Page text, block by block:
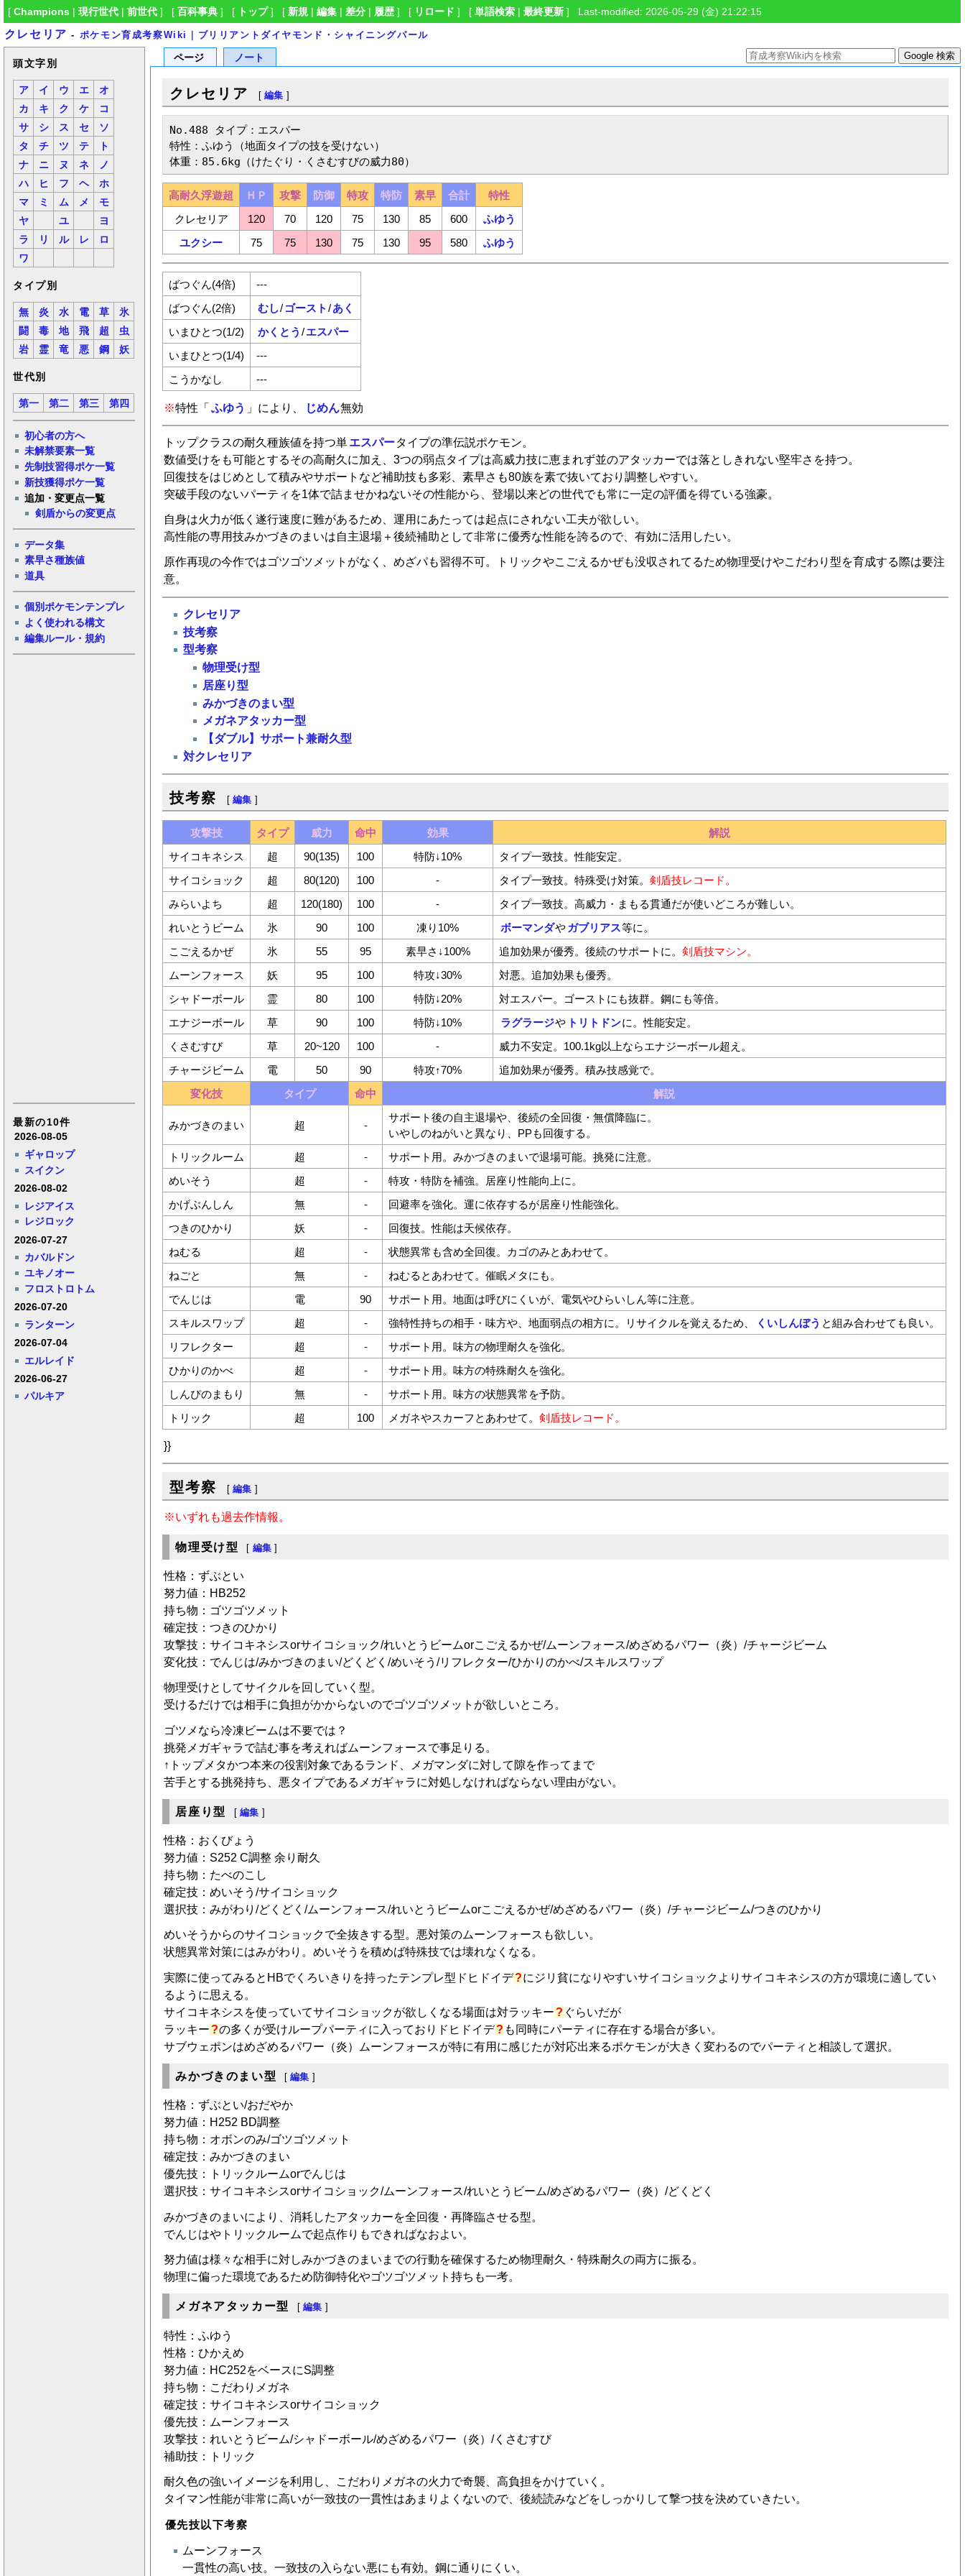
[ Champions | 現行世代| 前世代] [ 百科事典] [ トップ] [ 新規| 編集| 差分| 履歴] [ リロード ] [ 単語検索| 最終更新] Last-modified: 2026-05-29 (金) 21:22:15
クレセリア - ポケモン育成考察Wiki｜ブリリアントダイヤモンド・シャイニングパール
頭文字別
ア イ ウ エ
オ
カ
キ ク ケ
コ
サ
シ ス セ
ソ
タ
チ ツ テ
ト
ナ
ニ ヌ ネ
ノ
ハ
ヒ フ ヘ
ホ
マ
ミ ム メ
モ
ヤ
ユ
ヨ
ラ
リ ル レ
ロ
ワ
タイプ別
無 炎 水 電 草
氷
闘
毒 地 飛 超
虫
岩
霊 竜 悪 鋼 妖
世代別
第一 第二 第三 第四
初心者の方へ
未解禁要素一覧
先制技習得ポケ一覧
新技獲得ポケ一覧
追加・変更点一覧
剣盾からの変更点
データ集
素早さ種族値
道具
個別ポケモンテンプレ
よく使われる構文
編集ルール・規約
最新の10件
2026-08-05
ギャロップ
スイクン
2026-08-02
レジアイス
レジロック
2026-07-27
カバルドン
ユキノオー
フロストロトム
2026-07-20
ランターン
2026-07-04
エルレイド
2026-06-27
パルキア
ページ ノート
クレセリア [ 編集 ]
No.488 タイプ：エスパー
特性：ふゆう（地面タイプの技を受けない）
体重：85.6kg（けたぐり・くさむすびの威力80）
高耐久浮遊超 ＨＰ 攻撃 防御 特攻 特防 素早 合計
特性
クレセリア
120 70 120 75 130 85 600
ふゆう
ユクシー
75 75 130 75 130 95 580 ふゆう
ばつぐん(4倍)
---
ばつぐん(2倍)
むし/ ゴースト /あく
いまひとつ(1/2)
かくとう /エスパー
いまひとつ(1/4)
---
こうかなし
---
※特性「 ふゆう 」により、 じめん無効
トップクラスの耐久種族値を持つ単エスパータイプの準伝説ポケモン。
数値受けをも可能とするその高耐久に加え、3つの弱点タイプは高威力技に恵まれず並のアタッカーでは落としきれない堅牢さを持つ。
回復技をはじめとして積みやサポートなど補助技も多彩、素早さも80族を素で抜いており調整しやすい。
突破手段のないパーティを1体で詰ませかねないその性能から、登場以来どの世代でも常に一定の評価を得ている強豪。
自身は火力が低く遂行速度に難があるため、運用にあたっては起点にされない工夫が欲しい。
高性能の専用技みかづきのまいは自主退場＋後続補助として非常に優秀な性能を誇るので、有効に活用したい。
原作再現の今作ではゴツゴツメットがなく、めざパも習得不可。トリックやこごえるかぜも没収されてるため物理受けやこだわり型を育成する際は要注
意。
クレセリア
技考察
型考察
物理受け型
居座り型
みかづきのまい型
メガネアタッカー型
【ダブル】サポート兼耐久型
対クレセリア
技考察 [ 編集 ]
攻撃技 タイプ 威力 命中 効果
解説
サイコキネシス
超 90(135) 100 特防↓10%
タイプ一致技。性能安定。
サイコショック
超 80(120) 100 - タイプ一致技。特殊受け対策。剣盾技レコード。
みらいよち
超 120(180) 100 -
タイプ一致技。高威力・まもる貫通だが使いどころが難しい。
れいとうビーム
氷 90 100 凍り10% ボーマンダや ガブリアス等に。
こごえるかぜ
氷 55 95 素早さ↓100% 追加効果が優秀。後続のサポートに。剣盾技マシン。
ムーンフォース
妖 95 100 特攻↓30%
対悪。追加効果も優秀。
シャドーボール
霊 80 100 特防↓20%
対エスパー。ゴーストにも抜群。鋼にも等倍。
エナジーボール
草 90 100 特防↓10% ラグラージや トリトドンに。性能安定。
くさむすび
草 20~120 100 -
威力不安定。100.1kg以上ならエナジーボール超え。
チャージビーム
電 50 90 特攻↑70%
追加効果が優秀。積み技感覚で。
変化技
タイプ 命中 解説
みかづきのまい 超 -
サポート後の自主退場や、後続の全回復・無償降臨に。
いやしのねがいと異なり、PPも回復する。
トリックルーム
超 -
サポート用。みかづきのまいで退場可能。挑発に注意。
めいそう
超 -
特攻・特防を補強。居座り性能向上に。
かげぶんしん
無 -
回避率を強化。運に依存するが居座り性能強化。
つきのひかり
妖 -
回復技。性能は天候依存。
ねむる
超 -
状態異常も含め全回復。カゴのみとあわせて。
ねごと
無 -
ねむるとあわせて。催眠メタにも。
でんじは
電 90
サポート用。地面は呼びにくいが、電気やひらいしん等に注意。
スキルスワップ
超 - 強特性持ちの相手・味方や、地面弱点の相方に。リサイクルを覚えるため、 くいしんぼう と組み合わせても良い。
リフレクター
超 -
サポート用。味方の物理耐久を強化。
ひかりのかべ
超 -
サポート用。味方の特殊耐久を強化。
しんぴのまもり
無 -
サポート用。味方の状態異常を予防。
トリック
超 100 メガネやスカーフとあわせて。剣盾技レコード。
}}
型考察 [ 編集 ]
※いずれも過去作情報。
物理受け型 [ 編集 ]
性格：ずぶとい
努力値：HB252
持ち物：ゴツゴツメット
確定技：つきのひかり
攻撃技：サイコキネシスorサイコショック/れいとうビームorこごえるかぜ/ムーンフォース/めざめるパワー（炎）/チャージビーム
変化技：でんじは/みかづきのまい/どくどく/めいそう/リフレクター/ひかりのかべ/スキルスワップ
物理受けとしてサイクルを回していく型。
受けるだけでは相手に負担がかからないのでゴツゴツメットが欲しいところ。
ゴツメなら冷凍ビームは不要では？
挑発メガギャラで詰む事を考えればムーンフォースで事足りる。
↑トップメタかつ本来の役割対象であるランド、メガマンダに対して隙を作ってまで
苦手とする挑発持ち、悪タイプであるメガギャラに対処しなければならない理由がない。
居座り型 [ 編集 ]
性格：おくびょう
努力値：S252 C調整 余り耐久
持ち物：たべのこし
確定技：めいそう/サイコショック
選択技：みがわり/どくどく/ムーンフォース/れいとうビームorこごえるかぜ/めざめるパワー（炎）/チャージビーム/つきのひかり
めいそうからのサイコショックで全抜きする型。悪対策のムーンフォースも欲しい。
状態異常対策にはみがわり。めいそうを積めば特殊技では壊れなくなる。
実際に使ってみるとHBでくろいきりを持ったテンプレ型 ドヒドイデ?にジリ貧になりやすいサイコショックよりサイコキネシスの方が環境に適してい
るように思える。
サイコキネシスを使っていてサイコショックが欲しくなる場面は対ラッキー? ぐらいだが
ラッキー?の多くが受けループパーティに入っており ドヒドイデ? も同時にパーティに存在する場合が多い。
サブウェポンはめざめるパワー（炎）ムーンフォースが特に有用に感じたが対応出来るポケモンが大きく変わるのでパーティと相談して選択。
みかづきのまい型 [ 編集 ]
性格：ずぶとい/おだやか
努力値：H252 BD調整
持ち物：オボンのみ/ゴツゴツメット
確定技：みかづきのまい
優先技：トリックルームorでんじは
選択技：サイコキネシスorサイコショック/ムーンフォース/れいとうビーム/めざめるパワー（炎）/どくどく
みかづきのまいにより、消耗したアタッカーを全回復・再降臨させる型。
でんじはやトリックルームで起点作りもできればなおよい。
努力値は様々な相手に対しみかづきのまいまでの行動を確保するため物理耐久・特殊耐久の両方に振る。
物理に偏った環境であるため防御特化やゴツゴツメット持ちも一考。
メガネアタッカー型 [ 編集 ]
特性：ふゆう
性格：ひかえめ
努力値：HC252をベースにS調整
持ち物：こだわりメガネ
確定技：サイコキネシスorサイコショック
優先技：ムーンフォース
攻撃技：れいとうビーム/シャドーボール/めざめるパワー（炎）/くさむすび
補助技：トリック
耐久色の強いイメージを利用し、こだわりメガネの火力で奇襲、高負担をかけていく。
タイマン性能が非常に高いが一致技の一貫性はあまりよくないので、後続読みなどをしっかりして撃つ技を決めていきたい。
優先技以下考察
ムーンフォース
一貫性の高い技。一致技の入らない悪にも有効。鋼に通りにくい。